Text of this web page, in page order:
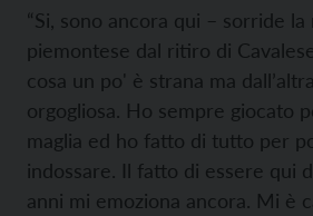
“Si, sono ancora qui – sorride la
piemontese dal ritiro di
cosa un po' è strana ma
orgogliosa. Ho sempre giocato
maglia ed ho fatto di tutto per
indossare. Il fatto di essere qui
anni mi emoziona ancora. Mi è